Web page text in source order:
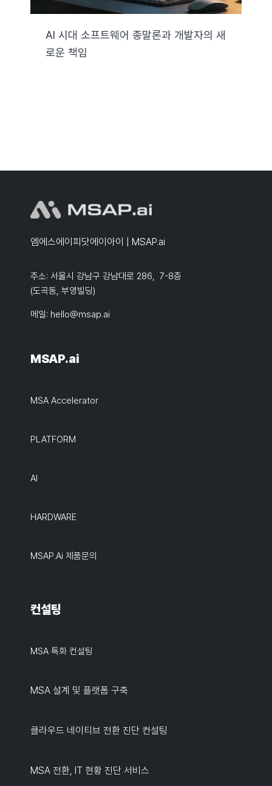
AI 시대 소프트웨어 종말론과 개발자의 새
로운 책임
엠에스에이피닷에이아이 | MSAP.ai
주소: 서울시 강남구 강남대로 286, 7-8층
(도곡동, 부영빌딩)
메일: hello@msap.ai
MSAP.ai
MSA Accelerator
PLATFORM
AI
HARDWARE
MSAP.ai 제품문의
컨설팅
MSA 특화 컨설팅
MSA 설계 및 플랫폼 구축
클라우드 네이티브 전환 진단 컨설팅
MSA 전환, IT 현황 진단 서비스